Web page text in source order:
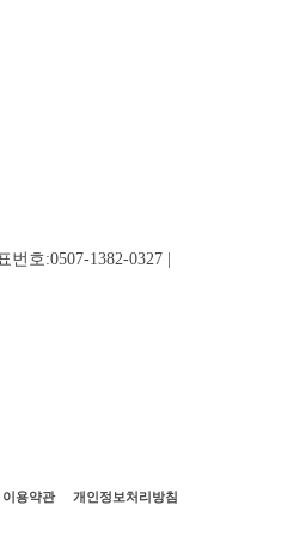
호:0507-1382-0327 |
이용약관 개인정보처리방침